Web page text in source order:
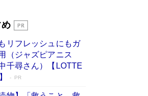
マンガ」も収録
台に、孤独を抱えた
出す連作短篇集『海のほ
読み
Book Bang
リフレッシュにもガ
（ジャズピアニス
千尋さん）【LOTTE
PR